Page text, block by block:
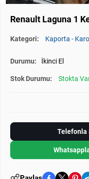
Renault Laguna 1
Kategori: Kaporta -
Durumu: İkinci El
Stok Durumu: Stokta
Telefonla